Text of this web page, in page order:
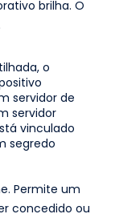
brilha. O
o
servidor de
servidor
vinculado
segredo
Permite um
concedido ou